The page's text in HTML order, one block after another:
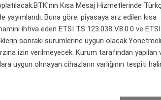
Kısa Mesaj Hizmetlerinde
Buna göre; piyasaya arz edilen kısa
ihtiva eden ETSI TS 123.038 V8.0.0 ve
sonraki sürümlerine uygun
izin verilmeyecek. Kurum tarafından yapılan
uygun olmayan cihazların varlığının tespiti